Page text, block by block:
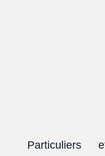
Particuliers